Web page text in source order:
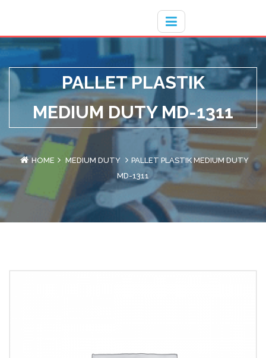
- / 031 - 30008273
PALLET PLASTIK
MEDIUM DUTY MD-1311
HOME MEDIUM DUTY
PALLET PLASTIK MEDIUM DUTY
MD-1311